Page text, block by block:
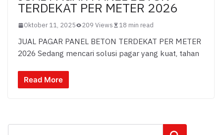
TERDEKAT PER METER 2026
Oktober 11, 2025 209 Views 18 min read
JUAL PAGAR PANEL BETON TERDEKAT PER METER
2026 Sedang mencari solusi pagar yang kuat, tahan
Read More